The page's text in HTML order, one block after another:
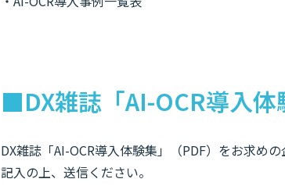
■DX雑誌「AI-OCR導入体
DX雑誌「AI-OCR導入体験集」（PDF）をお求め
記入の上、送信ください。